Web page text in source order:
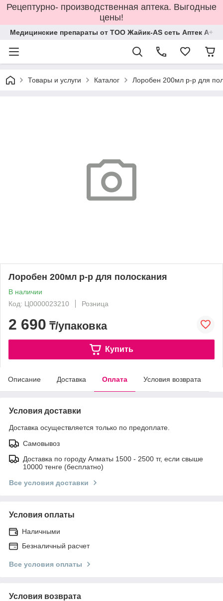
Рецептурно- производственная аптека. Выгодные
цены!
Медицинские препараты от ТОО Жайик-AS сеть Аптек А+
Товары и услуги Каталог Лоробен 200мл р-р для
Лоробен 200мл р-р для полоскания
В наличии
Код: Ц0000023210
Розница
2 690 ₸/упаковка
Купить
Описание Доставка Оплата Условия возврата
Условия доставки
Доставка осуществляется только по предоплате.
Самовывоз
Доставка по городу Алматы 1500 - 2500 тг, если свыше
10000 тенге (бесплатно)
Все условия доставки
Условия оплаты
Наличными
Безналичный расчет
Все условия оплаты
Условия возврата